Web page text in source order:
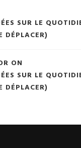
SUR LE
DÉPLACER)
ON
SUR LE
DÉPLACER)